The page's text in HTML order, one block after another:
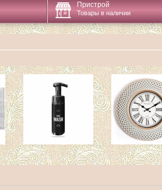
Пристрой
Товары в наличии